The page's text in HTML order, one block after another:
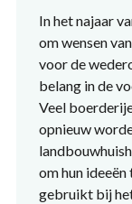
In het najaar
om wensen
voor de
belang in de
Veel
opnieuw
om hun
gebruikt bij